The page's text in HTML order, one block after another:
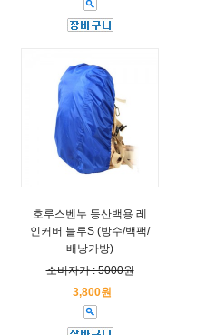
호루스벤누 등산백용 레
인커버 블루S (방수/백팩/
배낭가방)
소비자가 : 5000원
3,800원